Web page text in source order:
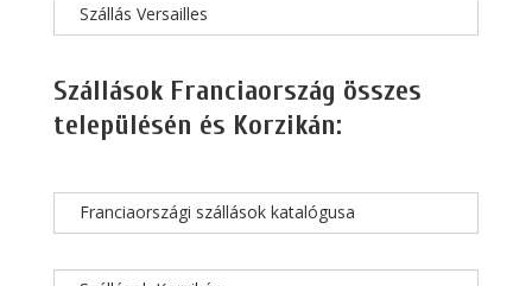
Szállás Versailles
Szállások Franciaország összes
településén és Korzikán:
Franciaországi szállások katalógusa